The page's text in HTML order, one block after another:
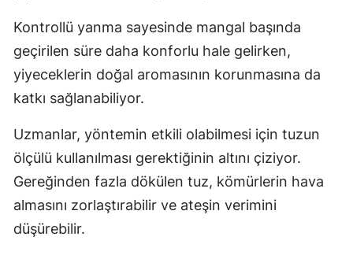
Sivas
Tokat
Trabzon
Kontrollü yanma sayesinde mangal başında
geçirilen süre daha konforlu hale gelirken,
yiyeceklerin doğal aromasının korunmasına da
katkı sağlanabiliyor.
Uzmanlar, yöntemin etkili olabilmesi için tuzun
ölçülü kullanılması gerektiğinin altını çiziyor.
Gereğinden fazla dökülen tuz, kömürlerin hava
almasını zorlaştırabilir ve ateşin verimini
düşürebilir.